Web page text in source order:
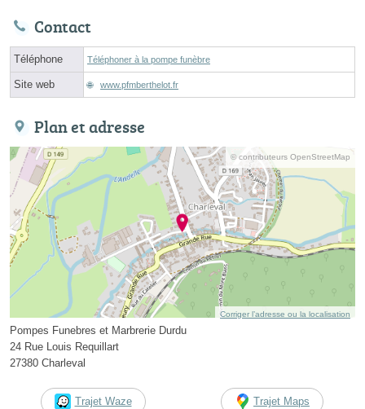
Contact
Téléphone Téléphoner à la pompe funèbre
Site web www.pfmberthelot.fr
Plan et adresse
© contributeurs OpenStreetMap
Corriger l’adresse ou la localisation
Pompes Funebres et Marbrerie Durdu
24 Rue Louis Requillart
27380 Charleval
Trajet Waze Trajet Maps